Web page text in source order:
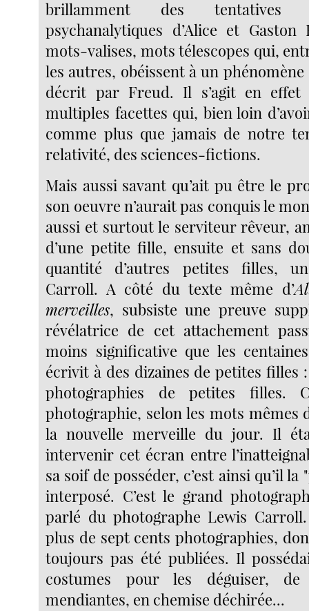
brillamment des tentatives
psychanalytiques d’Alice et
mots-valises, mots télescopes qui,
les autres, obéissent à un
décrit par Freud. Il s’agit en effet
multiples facettes qui, bien loin
comme plus que jamais de notre
relativité, des sciences-fictions.
Mais aussi savant qu’ait pu être le
son oeuvre n’aurait pas conquis le
aussi et surtout le serviteur rêveur,
d’une petite fille, ensuite et sans
quantité d’autres petites filles,
Carroll. A côté du texte même d’
merveilles, subsiste une preuve
révélatrice de cet attachement
moins significative que les
écrivit à des dizaines de petites filles
photographies de petites filles.
photographie, selon les mots mêmes
la nouvelle merveille du jour. Il
intervenir cet écran entre
sa soif de posséder, c’est ainsi qu’il
interposé. C’est le grand
parlé du photographe Lewis
plus de sept cents photographies,
toujours pas été publiées. Il
costumes pour les déguiser, de
mendiantes, en chemise déchirée...